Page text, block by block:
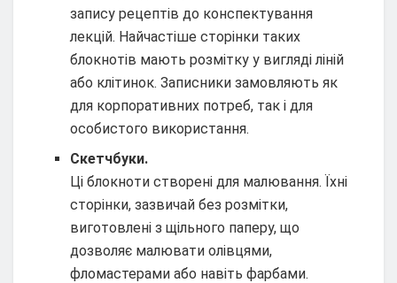
запису рецептів до конспектування
лекцій. Найчастіше сторінки таких
блокнотів мають розмітку у вигляді ліній
або клітинок. Записники замовляють як
для корпоративних потреб, так і для
особистого використання.
Скетчбуки.
Ці блокноти створені для малювання. Їхні
сторінки, зазвичай без розмітки,
виготовлені з щільного паперу, що
дозволяє малювати олівцями,
фломастерами або навіть фарбами.